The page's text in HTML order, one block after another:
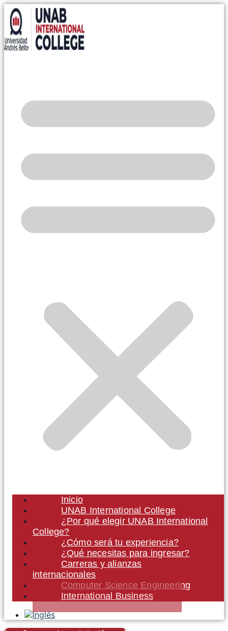
Inicio
UNAB International College
¿Por qué elegir UNAB International
College?
¿Cómo será tu experiencia?
¿Qué necesitas para ingresar?
Carreras y alianzas
internacionales
Computer Science Engineering
International Business